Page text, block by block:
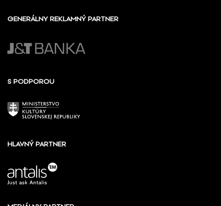
GENERÁLNY REKLAMNÝ PARTNER
S PODPOROU
HLAVNÝ PARTNER